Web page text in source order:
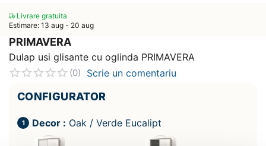
Livrare gratuita
Estimare: 13 aug - 20 aug
PRIMAVERA
Dulap usi glisante cu oglinda PRIMAVERA
(0) Scrie un comentariu
CONFIGURATOR
Decor : Oak / Verde Eucalipt